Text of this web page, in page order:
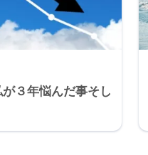
３年悩んだ事そし